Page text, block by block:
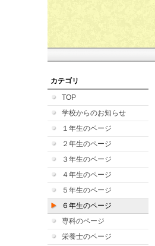
カテゴリ
TOP
学校からのお知らせ
１年生のページ
２年生のページ
３年生のページ
４年生のページ
５年生のページ
６年生のページ
専科のページ
栄養士のページ